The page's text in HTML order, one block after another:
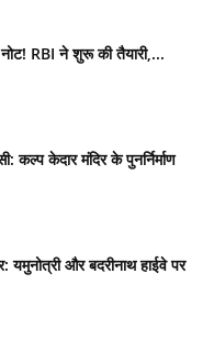
RBI ने शुरू की तैयारी,...
कल्प केदार मंदिर के पुनर्निर्माण
यमुनोत्री और बदरीनाथ हाईवे पर